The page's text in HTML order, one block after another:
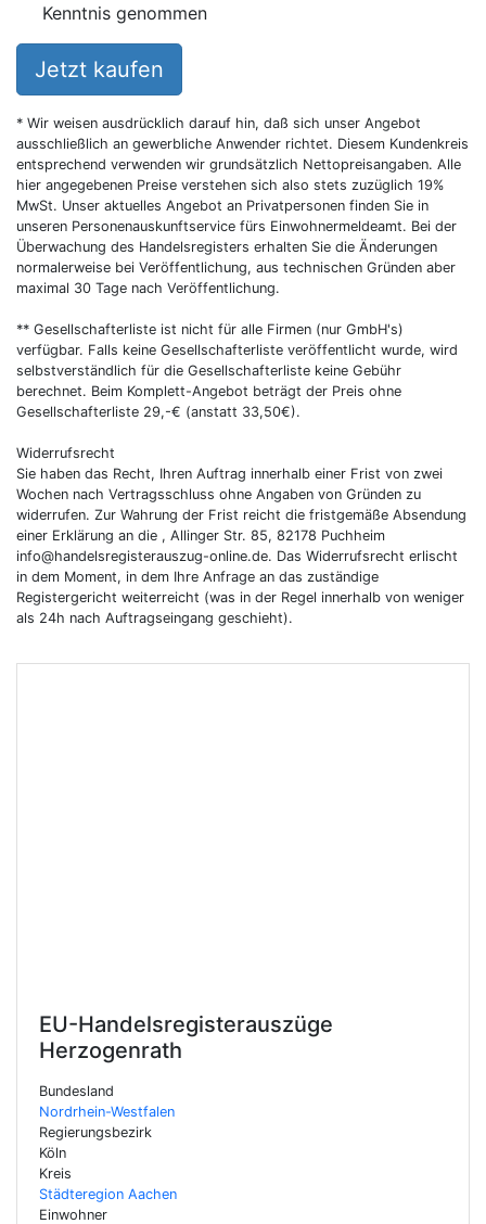
EU-Handelsregisterauszüge
Herzogenrath
Bundesland
Nordrhein-Westfalen
Regierungsbezirk
Köln
Kreis
Städteregion Aachen
Einwohner
Kenntnis genommen
Jetzt kaufen
* Wir weisen ausdrücklich darauf hin, daß sich unser Angebot
ausschließlich an gewerbliche Anwender richtet. Diesem Kundenkreis
entsprechend verwenden wir grundsätzlich Nettopreisangaben. Alle
hier angegebenen Preise verstehen sich also stets zuzüglich 19%
MwSt. Unser aktuelles Angebot an Privatpersonen finden Sie in
unseren Personenauskunftservice fürs Einwohnermeldeamt. Bei der
Überwachung des Handelsregisters erhalten Sie die Änderungen
normalerweise bei Veröffentlichung, aus technischen Gründen aber
maximal 30 Tage nach Veröffentlichung.
** Gesellschafterliste ist nicht für alle Firmen (nur GmbH's)
verfügbar. Falls keine Gesellschafterliste veröffentlicht wurde, wird
selbstverständlich für die Gesellschafterliste keine Gebühr
berechnet. Beim Komplett-Angebot beträgt der Preis ohne
Gesellschafterliste 29,-€ (anstatt 33,50€).
Widerrufsrecht
Sie haben das Recht, Ihren Auftrag innerhalb einer Frist von zwei
Wochen nach Vertragsschluss ohne Angaben von Gründen zu
widerrufen. Zur Wahrung der Frist reicht die fristgemäße Absendung
einer Erklärung an die , Allinger Str. 85, 82178 Puchheim
info@handelsregisterauszug-online.de. Das Widerrufsrecht erlischt
in dem Moment, in dem Ihre Anfrage an das zuständige
Registergericht weiterreicht (was in der Regel innerhalb von weniger
als 24h nach Auftragseingang geschieht).